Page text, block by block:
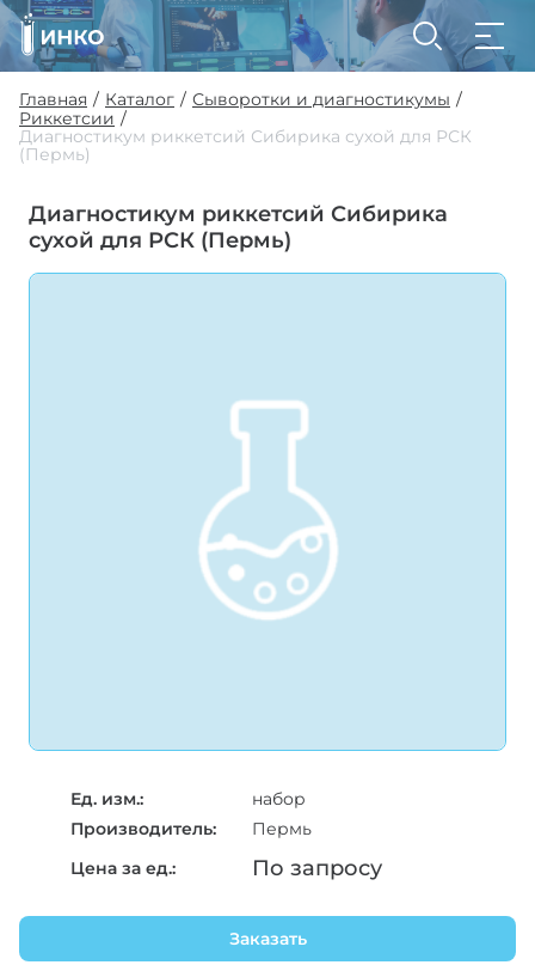
Главная / Каталог / Сыворотки и диагностикумы /
Риккетсии /
Диагностикум риккетсий Сибирика сухой для РСК
(Пермь)
Диагностикум риккетсий Сибирика
сухой для РСК (Пермь)
Ед. изм.:
набор
Производитель:
Пермь
Цена за ед.:
По запросу
Заказать